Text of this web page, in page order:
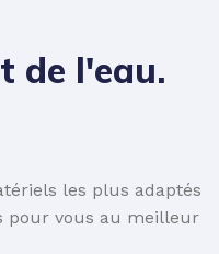
de l'eau.
les plus adaptés
pour vous au meilleur